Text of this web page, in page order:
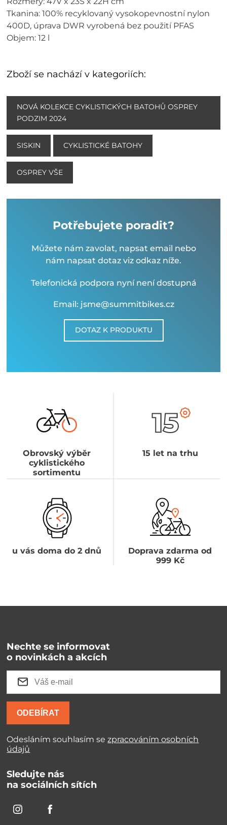
Tkanina: 100% recyklovaný vysokopevnostní nylon
400D, úprava DWR vyrobená bez použití PFAS
Objem: 12 l
Zboží se nachází v kategoriích:
NOVÁ KOLEKCE CYKLISTICKÝCH BATOHŮ OSPREY
PODZIM 2024
SISKIN CYKLISTICKÉ BATOHY
OSPREY VŠE
Potřebujete poradit?
Můžete nám zavolat, napsat email nebo
nám napsat dotaz viz odkaz níže.
Telefonická podpora nyní není dostupná
Email: jsme@summitbikes.cz
DOTAZ K PRODUKTU
Obrovský výběr
cyklistického
sortimentu
15 let na trhu
u vás doma do 2 dnů
Doprava zdarma od
999 Kč
Nechte se informovat
o novinkách a akcích
ODEBÍRAT
Odesláním souhlasím sezpracováním osobních
údajů
Sledujte nás
na sociálních sítích